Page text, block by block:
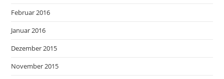
Februar 2016
Januar 2016
Dezember 2015
November 2015